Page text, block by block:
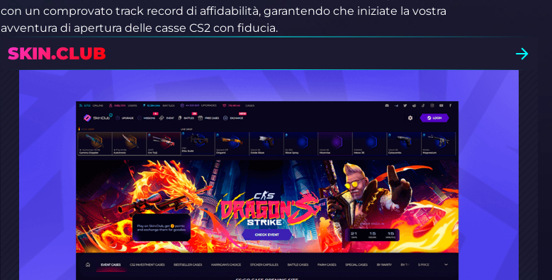
con un comprovato track record di affidabilità, garantendo che iniziate la vostra
avventura di apertura delle casse CS2 con fiducia.
SKIN.CLUB